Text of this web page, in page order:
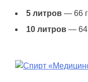
5 литров — 66
10 литров — 64